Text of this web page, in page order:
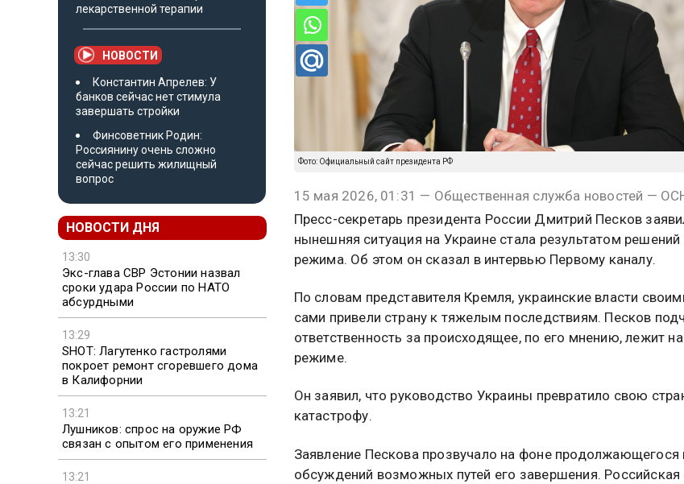
лекарственной терапии
НОВОСТИ
Константин Апрелев: У
банков сейчас нет стимула
завершать стройки
Финсоветник Родин:
Россиянину очень сложно
сейчас решить жилищный
вопрос
НОВОСТИ ДНЯ
13:30
Экс-глава СВР Эстонии назвал
сроки удара России по НАТО
абсурдными
13:29
SHOT: Лагутенко гастролями
покроет ремонт сгоревшего дома
в Калифорнии
13:21
Лушников: спрос на оружие РФ
связан с опытом его применения
13:21
Фото: Официальный сайт президента РФ
15 мая 2026, 01:31 — Общественная служба новостей —
Пресс-секретарь президента России Дмитрий Песков
нынешняя ситуация на Украине стала результатом решений
режима. Об этом он сказал в интервью Первому каналу.
По словам представителя Кремля, украинские власти
сами привели страну к тяжелым последствиям. Песков
ответственность за происходящее, по его мнению, лежит
режиме.
Он заявил, что руководство Украины превратило свою
катастрофу.
Заявление Пескова прозвучало на фоне продолжающегося
обсуждений возможных путей его завершения. Российская